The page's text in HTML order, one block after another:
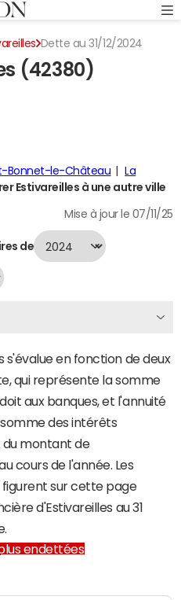
Dette au 31/12/2024
(42380)
Bonnet-le-Château
La
Estivareilles à une autre ville
Mise à jour le 07/11/25
de
s'évalue en fonction de deux
qui représente la somme
aux banques, et l'annuité
des intérêts
du montant de
cours de l'année. Les
sur cette page
d'Estivareilles au 31
endettées